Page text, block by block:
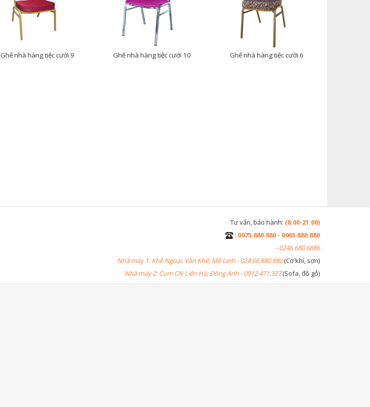
Ghế nhà hàng tiệc cưới 9 Ghế nhà hàng tiệc cưới 10 Ghế nhà hàng tiệc cưới 6
Tư vấn, bảo hành: (8:00-21:00)
: 0975.880.880 - 0965.880.880
- 0246.680.6886
Nhà máy 1: Khê Ngoại, Văn Khê, Mê Linh - 024.66.880.880(Cơ khí, sơn)
Nhà máy 2: Cụm CN Liên Hà, Đông Anh - 0912.471.327(Sofa, đồ gỗ)